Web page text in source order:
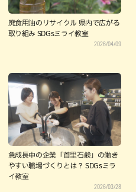
廃食用油のリサイクル 県内で広がる
取り組み SDGsミライ教室
2026/04/09
急成長中の企業「首里石鹸」の働き
やすい職場づくりとは？ SDGsミラ
イ教室
2026/03/28